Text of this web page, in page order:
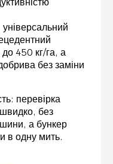
450 кг/га, а
без заміни
перевірка
без
а бункер
в одну мить.